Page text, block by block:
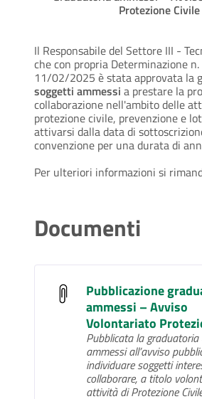
Protezione Civile
Il Responsabile del Settore III -
che con propria Determinazione
11/02/2025 è stata approvata la
soggetti ammessi a prestare la
collaborazione nell'ambito delle
protezione civile, prevenzione e
attivarsi dalla data di
convenzione per una durata di
Per ulteriori informazioni si
Documenti
Pubblicazione
ammessi – Avviso
Volontariato
Pubblicata la graduatoria
ammessi all’avviso
individuare soggetti
collaborare, a titolo
attività di Protezione